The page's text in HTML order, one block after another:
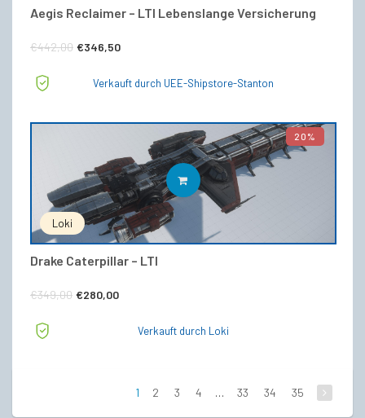
Aegis Reclaimer – LTI Lebenslange Versicherung
€442,00 Ursprünglicher
€442,00
€346,50
€346,50.
Verkauft durch UEE-Shipstore-Stanton
20%
Loki
Drake Caterpillar – LTI
€349,00 Ursprünglicher
€280,00
IN DEN WARENKORB
Verkauft durch Loki
1 2 3 4 … 33 34 35